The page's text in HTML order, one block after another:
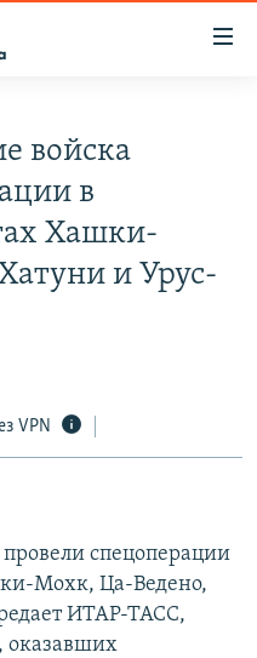
войска
в
Хашки-
и Урус-
VPN
спецоперации
Мохк, Ца-Ведено,
ИТАР-ТАСС,
оказавших